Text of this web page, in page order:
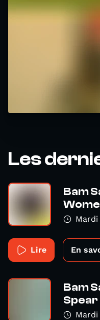
Les
Bam
Mardi
Lire En
Bam
Spear
Mardi